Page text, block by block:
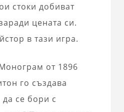
стоки добиват
цената си.
в тази игра.
от 1896
го създава
се бори с